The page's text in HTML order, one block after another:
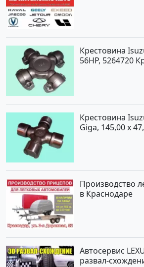
Крестовина
56HP, 5264720
Крестовина
Giga, 145,00 x
Производство
в Краснодаре
Автосервис
развал-